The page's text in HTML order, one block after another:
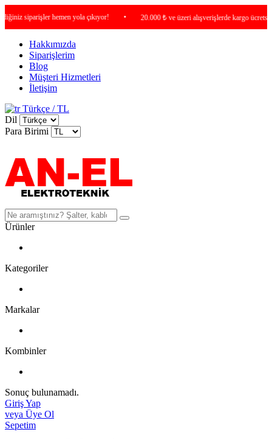
siparişler hemen yola çıkıyor! • 20.000 ₺ ve üzeri alışverişlerde kargo ücretsiz !
Hakkımızda
Siparişlerim
Blog
Müşteri Hizmetleri
İletişim
Türkçe / TL
Dil
Para Birimi
Ürünler
Kategoriler
Markalar
Kombinler
Sonuç bulunamadı.
Giriş Yap
veya Üye Ol
Sepetim